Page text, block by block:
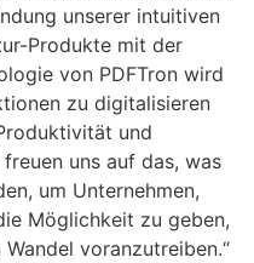
unserer intuitiven
Produkte mit der
von PDFTron wird
zu digitalisieren
und
uns auf das, was
um Unternehmen,
Möglichkeit zu geben,
voranzutreiben.“